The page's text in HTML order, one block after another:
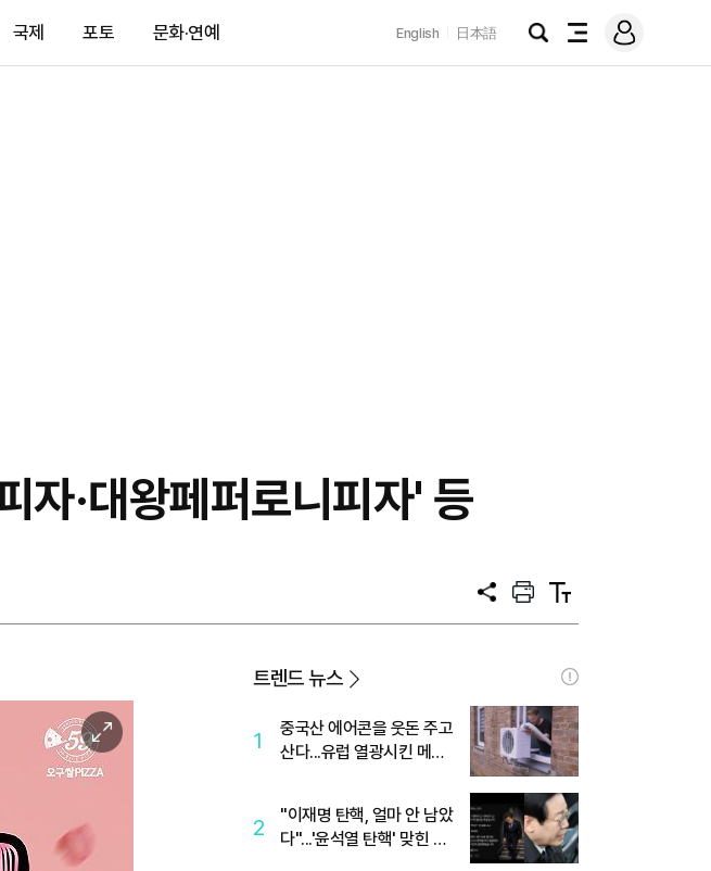
국제 포토 문화·연예 English 日本語
검
전
메
그
·대왕페퍼로니피자' 등
공
프
트
텍
트
이
미
확
대
트렌드 뉴스
1
중국산 에어콘을 웃돈 주고
산다...유럽 열광시킨 메이
2
"이재명 탄핵, 얼마 안 남았
다"...'윤석열 탄핵' 맞힌 무